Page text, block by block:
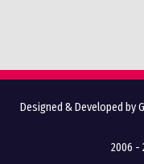
Designed & Developed by
2006 -